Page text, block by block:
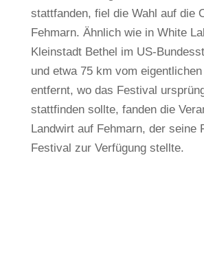
stattfanden, fiel die Wahl auf die
Fehmarn. Ähnlich wie in White
Kleinstadt Bethel im US-
und etwa 75 km vom
entfernt, wo das Festival
stattfinden sollte, fanden die
Landwirt auf Fehmarn, der seine
Festival zur Verfügung stellte.